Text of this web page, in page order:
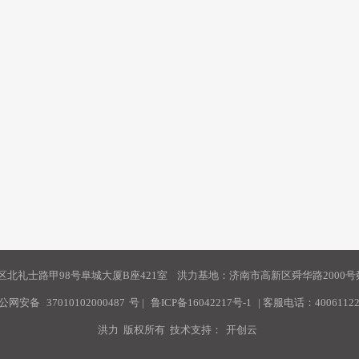
北礼士路甲98号阜城大厦B座421室 洪力基地：济南市高新区舜华路2000号
网安备 37010102000487 号 | 鲁ICP备16042217号-1 | 客服电话：
洪力 版权所有 技术支持： 开创云